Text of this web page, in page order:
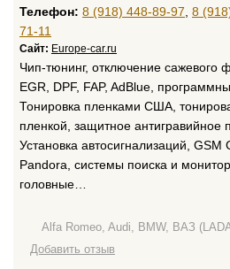
Телефон: 8 (918) 448-89-97 8
71-11
Сайт: Europe-car.ru
Чип-тюнинг, отключение сажевого
EGR, DPF, FAP, AdBlue,
Тонировка пленками США,
пленкой, защитное антигравийное
Установка автосигнализаций,
Pandora, системы поиска и
головные…
Alfa Romeo, Audi, BMW, ВАЗ
Добавить отзыв